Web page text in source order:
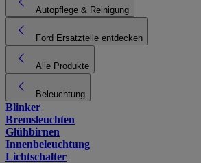
Autopflege & Reinigung
Ford Ersatzteile entdecken
Alle Produkte
Beleuchtung
Blinker
Bremsleuchten
Glühbirnen
Innenbeleuchtung
Lichtschalter